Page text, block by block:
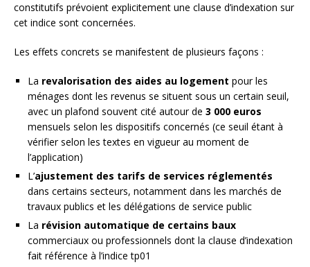
constitutifs prévoient explicitement une clause d’indexation sur
cet indice sont concernées.
Les effets concrets se manifestent de plusieurs façons :
La revalorisation des aides au logement pour les
ménages dont les revenus se situent sous un certain seuil,
avec un plafond souvent cité autour de 3 000 euros
mensuels selon les dispositifs concernés (ce seuil étant à
vérifier selon les textes en vigueur au moment de
l’application)
L’ajustement des tarifs de services réglementés
dans certains secteurs, notamment dans les marchés de
travaux publics et les délégations de service public
La révision automatique de certains baux
commerciaux ou professionnels dont la clause d’indexation
fait référence à l’indice tp01